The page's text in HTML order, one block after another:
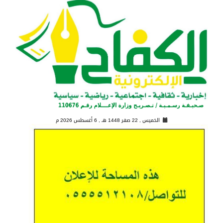
الخميس , 22 صفر 1448 هـ , 6 أغسطس 2026 م